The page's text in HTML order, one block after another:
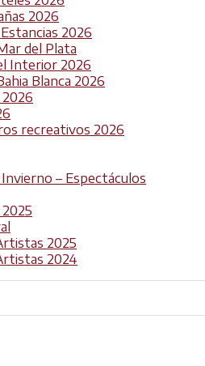
2026
2026
del Plata
Interior 2026
Blanca 2026
2026
recreativos 2026
Invierno – Espectáculos
2025
2024